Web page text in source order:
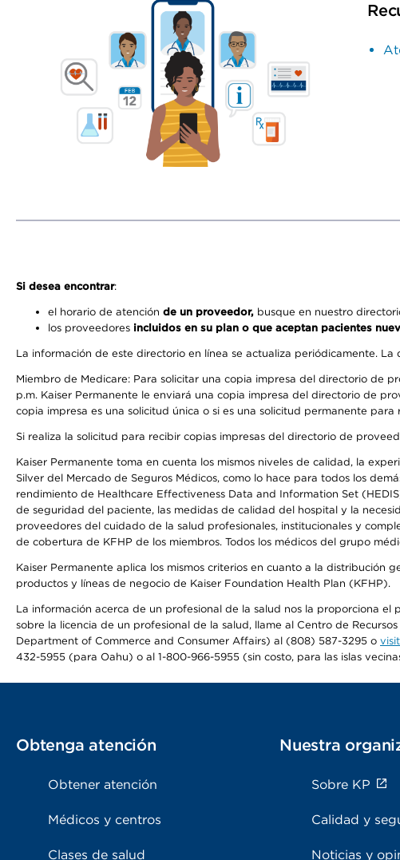
Si desea encontrar:
el horario de atención de un proveedor, busque en nuestro
los proveedores incluidos en su plan o que aceptan pacientes
La información de este directorio en línea se actualiza periódicamente.
Miembro de Medicare: Para solicitar una copia impresa del directorio de
p.m. Kaiser Permanente le enviará una copia impresa del directorio de
copia impresa es una solicitud única o si es una solicitud permanente para
Si realiza la solicitud para recibir copias impresas del directorio de
Kaiser Permanente toma en cuenta los mismos niveles de calidad, la
Silver del Mercado de Seguros Médicos, como lo hace para todos los
rendimiento de Healthcare Effectiveness Data and Information Set
de seguridad del paciente, las medidas de calidad del hospital y la
proveedores del cuidado de la salud profesionales, institucionales y
de cobertura de KFHP de los miembros. Todos los médicos del grupo
Kaiser Permanente aplica los mismos criterios en cuanto a la distribución
productos y líneas de negocio de Kaiser Foundation Health Plan (KFHP).
La información acerca de un profesional de la salud nos la proporciona
sobre la licencia de un profesional de la salud, llame al Centro de
Department of Commerce and Consumer Affairs) al (808) 587-3295 o
432-5955 (para Oahu) o al 1-800-966-5955 (sin costo, para las islas
Obtenga atención
Obtener atención
Médicos y centros
Clases de salud
Nuestra
Sobre KP
Calidad y
Noticias y